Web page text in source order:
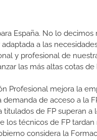
España. No lo
a las
y profesional de
las más altas cotas de
Profesional mejora la
de acceso a la
de FP superan a
los técnicos de FP
considera la